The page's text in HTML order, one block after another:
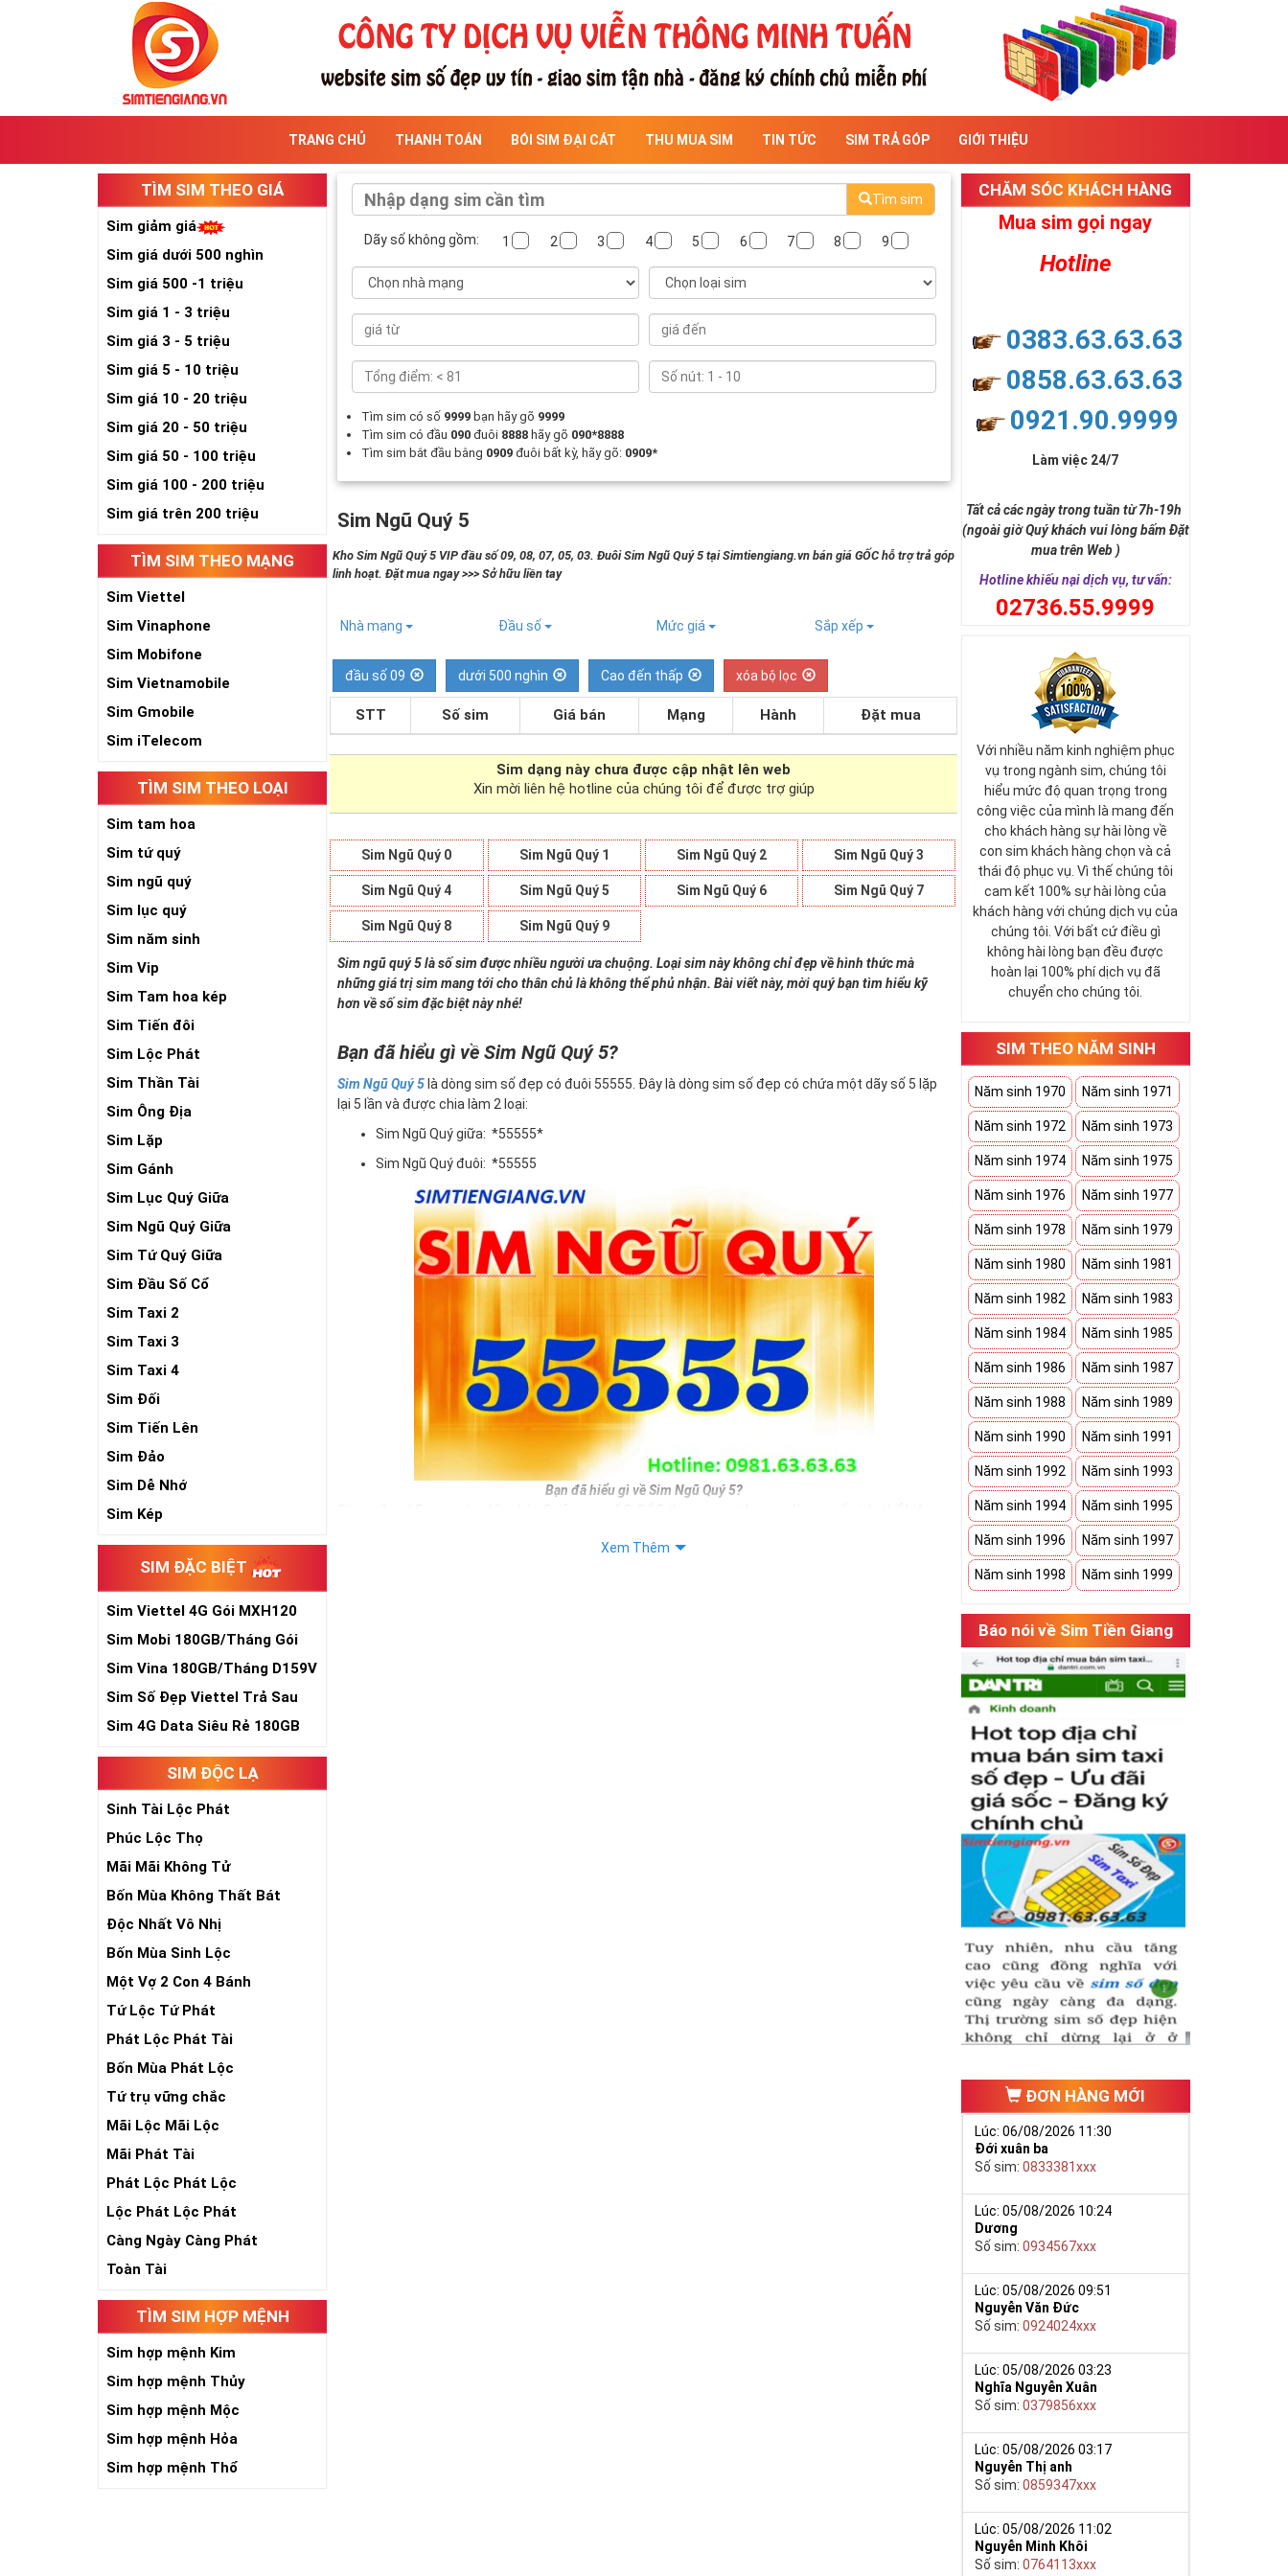
TRANG CHỦ THANH TOÁN BÓI SIM ĐẠI CÁT THU MUA SIM TIN TỨC SIM TRẢ GÓP GIỚI THIỆU
TÌM SIM THEO GIÁ
Sim giảm giá
Sim giá dưới 500 nghìn
Sim giá 500 -1 triệu
Sim giá 1 - 3 triệu
Sim giá 3 - 5 triệu
Sim giá 5 - 10 triệu
Sim giá 10 - 20 triệu
Sim giá 20 - 50 triệu
Sim giá 50 - 100 triệu
Sim giá 100 - 200 triệu
Sim giá trên 200 triệu
TÌM SIM THEO MẠNG
Sim Viettel
Sim Vinaphone
Sim Mobifone
Sim Vietnamobile
Sim Gmobile
Sim iTelecom
TÌM SIM THEO LOẠI
Sim tam hoa
Sim tứ quý
Sim ngũ quý
Sim lục quý
Sim năm sinh
Sim Vip
Sim Tam hoa kép
Sim Tiến đôi
Sim Lộc Phát
Sim Thần Tài
Sim Ông Địa
Sim Lặp
Sim Gánh
Sim Lục Quý Giữa
Sim Ngũ Quý Giữa
Sim Tứ Quý Giữa
Sim Đầu Số Cổ
Sim Taxi 2
Sim Taxi 3
Sim Taxi 4
Sim Đối
Sim Tiến Lên
Sim Đảo
Sim Dễ Nhớ
Sim Kép
SIM ĐẶC BIỆT
Sim Viettel 4G Gói MXH120
Siêu Rẻ
Sim Mobi 180GB/Tháng Gói
TK159
Sim Vina 180GB/Tháng D159V
Sim Số Đẹp Viettel Trả Sau
Sim 4G Data Siêu Rẻ 180GB
SIM ĐỘC LẠ
Sinh Tài Lộc Phát
Phúc Lộc Thọ
Mãi Mãi Không Tử
Bốn Mùa Không Thất Bát
Độc Nhất Vô Nhị
Bốn Mùa Sinh Lộc
Một Vợ 2 Con 4 Bánh
Tứ Lộc Tứ Phát
Phát Lộc Phát Tài
Bốn Mùa Phát Lộc
Tứ trụ vững chắc
Mãi Lộc Mãi Lộc
Mãi Phát Tài
Phát Lộc Phát Lộc
Lộc Phát Lộc Phát
Càng Ngày Càng Phát
Toàn Tài
TÌM SIM HỢP MỆNH
Sim hợp mệnh Kim
Sim hợp mệnh Thủy
Sim hợp mệnh Mộc
Sim hợp mệnh Hỏa
Sim hợp mệnh Thổ
Tìm sim
Dãy số không gồm: 1 2 3 4 5 6 7 8 9
Tìm sim có số 9999 bạn hãy gõ 9999
Tìm sim có đầu 090đuôi 8888 hãy gõ 090*8888
Tìm sim bắt đầu bằng 0909 đuôi bất kỳ, hãy gõ: 0909*
Sim Ngũ Quý 5
Kho Sim Ngũ Quý 5 VIP đầu số 09, 08, 07, 05, 03. Đuôi Sim Ngũ Quý 5 tại Simtiengiang.vn bán giá GỐC hỗ trợ trả góp
linh hoạt. Đặt mua ngay >>> Sở hữu liền tay
Nhà mạng Đầu số Mức giá Sắp xếp
đầu số 09 dưới 500 nghìn Cao đến thấp xóa bộ lọc
STT Số sim Giá bán Mạng Hành Đặt mua
Sim dạng này chưa được cập nhật lên web
Xin mời liên hệ hotline của chúng tôi để được trợ giúp
Sim Ngũ Quý 0 Sim Ngũ Quý 1 Sim Ngũ Quý 2 Sim Ngũ Quý 3
Sim Ngũ Quý 4 Sim Ngũ Quý 5 Sim Ngũ Quý 6 Sim Ngũ Quý 7
Sim Ngũ Quý 8 Sim Ngũ Quý 9
Sim ngũ quý 5 là số sim được nhiều người ưa chuộng. Loại sim này không chỉ đẹp về hình thức mà
những giá trị sim mang tới cho thân chủ là không thể phủ nhận. Bài viết này, mời quý bạn tìm hiểu kỹ
hơn về số sim đặc biệt này nhé!
Bạn đã hiểu gì về Sim Ngũ Quý 5?
Sim Ngũ Quý 5 là dòng sim số đẹp có đuôi 55555. Đây là dòng sim số đẹp có chứa một dãy số 5 lặp
lại 5 lần và được chia làm 2 loại:
Sim Ngũ Quý giữa: *55555*
Sim Ngũ Quý đuôi: *55555
Bạn đã hiểu gì về Sim Ngũ Quý 5?
Xem Thêm
CHĂM SÓC KHÁCH HÀNG
Mua sim gọi ngay
Hotline
0383.63.63.63
0858.63.63.63
0921.90.9999
Làm việc 24/7
Tất cả các ngày trong tuần từ 7h-19h
(ngoài giờ Quý khách vui lòng bấm Đặt
mua trên Web )
Hotline khiếu nại dịch vụ, tư vấn:
02736.55.9999
Với nhiều năm kinh nghiệm phục
vụ trong ngành sim, chúng tôi
hiểu mức độ quan trọng trong
công việc của mình là mang đến
cho khách hàng sự hài lòng về
con sim khách hàng chọn và cả
thái độ phục vụ. Vì thế chúng tôi
cam kết 100% sự hài lòng của
khách hàng với chúng dịch vụ của
chúng tôi. Với bất cứ điều gì
không hài lòng bạn đều được
hoàn lại 100% phí dịch vụ đã
chuyển cho chúng tôi.
SIM THEO NĂM SINH
Năm sinh 1970 Năm sinh 1971
Năm sinh 1972 Năm sinh 1973
Năm sinh 1974 Năm sinh 1975
Năm sinh 1976 Năm sinh 1977
Năm sinh 1978 Năm sinh 1979
Năm sinh 1980 Năm sinh 1981
Năm sinh 1982 Năm sinh 1983
Năm sinh 1984 Năm sinh 1985
Năm sinh 1986 Năm sinh 1987
Năm sinh 1988 Năm sinh 1989
Năm sinh 1990 Năm sinh 1991
Năm sinh 1992 Năm sinh 1993
Năm sinh 1994 Năm sinh 1995
Năm sinh 1996 Năm sinh 1997
Năm sinh 1998 Năm sinh 1999
Báo nói về Sim Tiền Giang
ĐƠN HÀNG MỚI
Lúc: 06/08/2026 11:30
Đới xuân ba
Số sim:0833381xxx
Lúc: 05/08/2026 10:24
Dương
Số sim:0934567xxx
Lúc: 05/08/2026 09:51
Nguyễn Văn Đức
Số sim:0924024xxx
Lúc: 05/08/2026 03:23
Nghĩa Nguyễn Xuân
Số sim:0379856xxx
Lúc: 05/08/2026 03:17
Nguyễn Thị anh
Số sim:0859347xxx
Lúc: 05/08/2026 11:02
Nguyễn Minh Khôi
Số sim:0764113xxx